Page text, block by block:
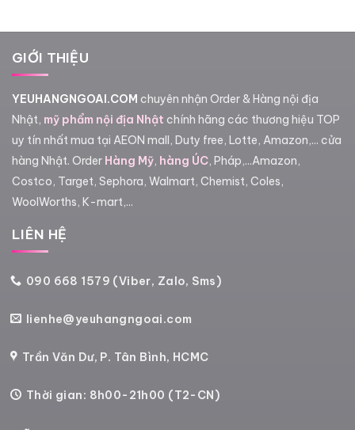
GIỚI THIỆU
YEUHANGNGOAI.COM chuyên nhận Order & Hàng nội địa
Nhật, mỹ phẩm nội địa Nhật chính hãng các thương hiệu TOP
uy tín nhất mua tại AEON mall, Duty free, Lotte, Amazon,... cửa
hàng Nhật. Order Hàng Mỹ, hàng ÚC, Pháp,...Amazon,
Costco, Target, Sephora, Walmart, Chemist, Coles,
WoolWorths, K-mart,...
LIÊN HỆ
090 668 1579 (Viber, Zalo, Sms)
lienhe@yeuhangngoai.com
Trần Văn Dư, P. Tân Bình, HCMC
Thời gian: 8h00-21h00 (T2-CN)